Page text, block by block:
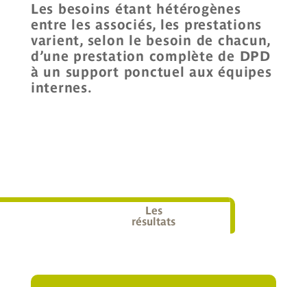
Les besoins étant hétérogènes
entre les associés, les prestations
varient, selon le besoin de chacun,
d’une prestation complète de DPD
à un support ponctuel aux équipes
internes.
Les
résultats